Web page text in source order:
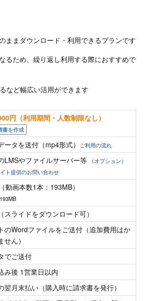
ままダウンロード・利用できるプランです
るため、繰り返し利用する際におすすめで
など幅広い活用ができます
円（利用期間・人数制限なし）
書を作成
ータを送付（mp4形式） ご利用の流れ
LMSやファイルサーバー等
（オプション）
ト提供のお問い合わせ
動画本数1本：193MB）
スライドをダウンロード可）
のWordファイルをご送付（追加費用はか
せん）
でご送付
み後 1営業日以内
翌月末払い（購入時に請求書を発行）